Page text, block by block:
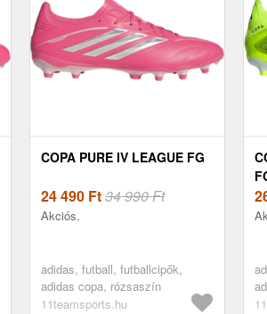
COPA PURE IV LEAGUE FG
24 490 Ft34 990 Ft
Akciós.
adidas, futball, futballcipők,
adidas copa, rózsaszín
11teamsports.hu